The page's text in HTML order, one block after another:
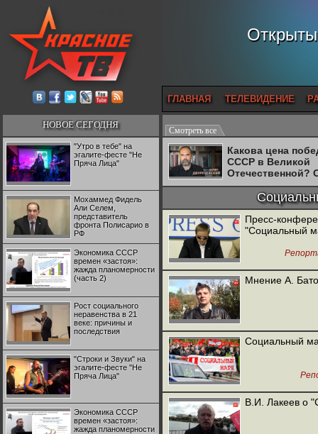
ГЛАВНАЯ ТЕЛЕВИДЕНИЕ
НОВОЕ СЕГОДНЯ
"Утро в тебе" на
эгалите-фесте "Не
Пряча Лица"
Мохаммед Фидель
Али Селем,
представитель
фронта Полисарио в
РФ
Экономика СССР
времен «застоя»:
жажда планомерности
(часть 2)
Рост социального
неравенства в 21
веке: причины и
последствия
"Строки и Звуки" на
эгалите-фесте "Не
Пряча Лица"
Экономика СССР
времен «застоя»:
жажда планомерности
Смотреть все
Какова цена
СССР в Великой
Отечественной?
Двуреченский о
потерянной
Пресс-
"Социальный
Мнение А.
Социальный
В.И. Лакеев о